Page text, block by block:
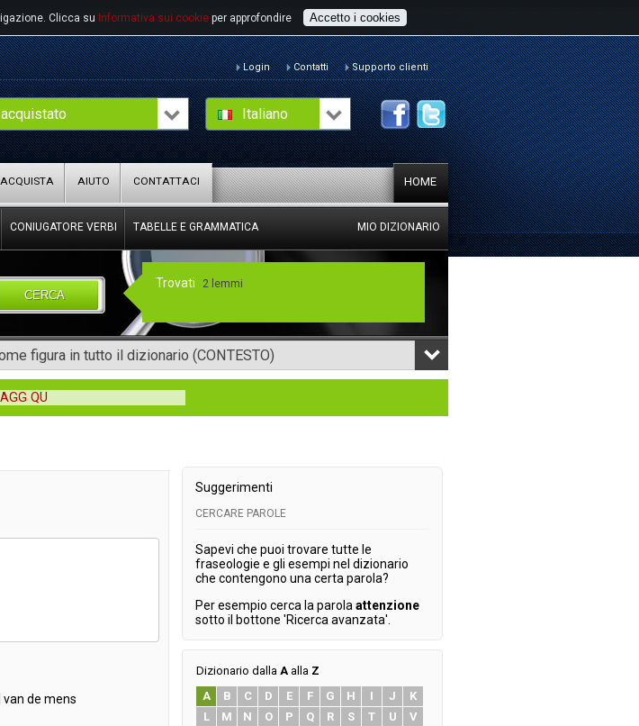
Clicca su Informativa sui cookie per approfondire Accetto i cookies
Italiano
Login Contatti Supporto clienti
HOME
ACQUISTA AIUTO CONTATTACI
CONIUGATORE VERBI TABELLE E GRAMMATICA MIO DIZIONARIO
CERCA
figura in tutto il dizionario (CONTESTO)
Trovati 2 lemmi
AGG QU
van de mens
Suggerimenti
CERCARE PAROLE
Sapevi che puoi trovare tutte le
fraseologie e gli esempi nel dizionario
che contengono una certa parola?
Per esempio cerca la parola attenzione
sotto il bottone 'Ricerca avanzata'.
Dizionario dalla A alla Z
A
B C D E F G H I J
K
L
M N O P Q R S T U
V